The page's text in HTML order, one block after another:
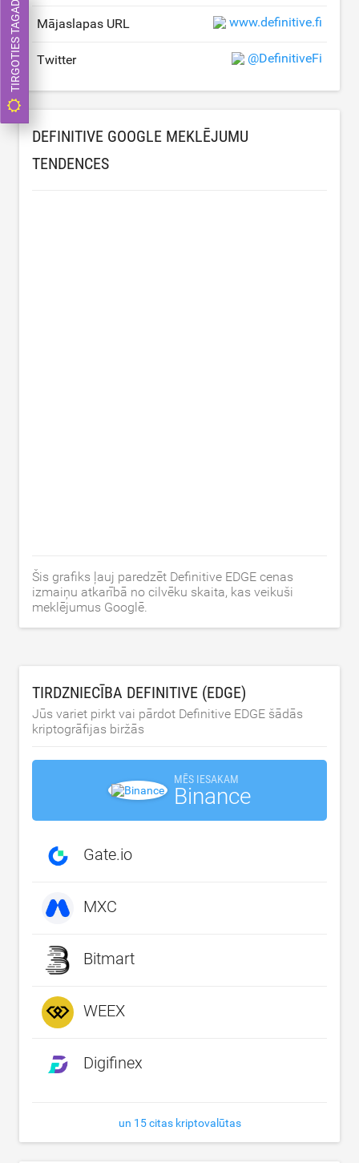
Mājaslapas URL www.definitive.fi
Twitter @DefinitiveFi
DEFINITIVE GOOGLE MEKLĒJUMU
TENDENCES
Šis grafiks ļauj paredzēt Definitive EDGE cenas
izmaiņu atkarībā no cilvēku skaita, kas veikuši
meklējumus Googlē.
TIRDZNIECĪBA DEFINITIVE (EDGE)
Jūs variet pirkt vai pārdot Definitive EDGE šādās
kriptogrāfijas biržās
MĒS IESAKAM
Binance
Gate.io
MXC
Bitmart
WEEX
Digifinex
un 15 citas kriptovalūtas
TIRGOTIES TAGAD